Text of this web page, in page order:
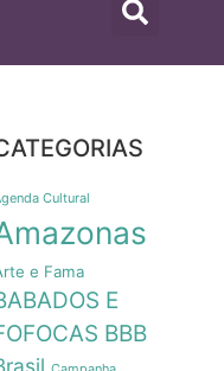
Cultural
e Fama
E
BBB